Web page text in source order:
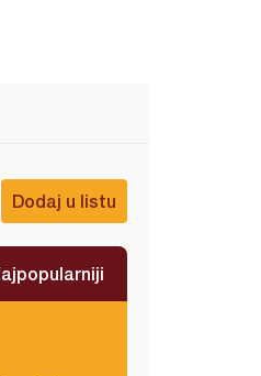
Dodaj u listu